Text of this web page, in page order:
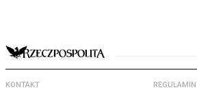
KONTAKT REGULAMIN